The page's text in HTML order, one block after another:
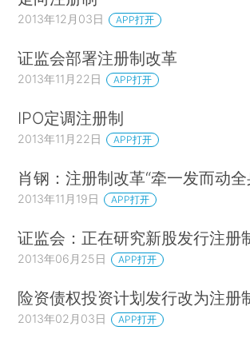
2013年12月03日 APP打开
证监会部署注册制改革
2013年11月22日 APP打开
IPO定调注册制
2013年11月22日 APP打开
肖钢：注册制改革“牵一发而动全
2013年11月19日 APP打开
证监会：正在研究新股发行注册
2013年06月25日 APP打开
险资债权投资计划发行改为注册
2013年02月03日 APP打开